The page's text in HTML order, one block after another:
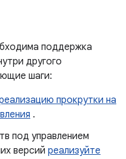
поддержка
другого
шаги:
прокрутки на
.
под управлением
версий реализуйте